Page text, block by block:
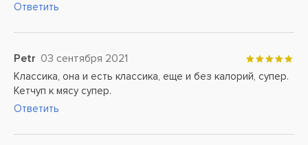
Ответить
Petr 03 сентября 2021
Классика, она и есть классика, еще и без калорий, супер.
Кетчуп к мясу супер.
Ответить